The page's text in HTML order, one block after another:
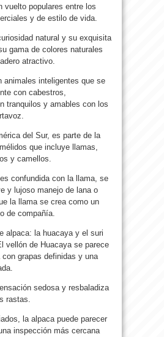
vuelto populares entre los
y de estilo de vida.
natural y su exquisita
gama de colores naturales
atractivo.
animales inteligentes que se
con cabestros,
tranquilos y amables con los
del Sur, es parte de la
que incluye llamas,
y camellos.
confundida con la llama, se
y lujoso manejo de lana o
la llama se crea como un
de compañía.
alpaca: la huacaya y el suri
vellón de Huacaya se parece
grapas definidas y una
sedosa y resbaladiza
rastas.
la alpaca puede parecer
inspección más cercana